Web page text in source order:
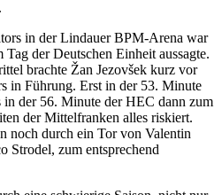
in der Lindauer BPM-Arena war
Tag der Deutschen Einheit aussagte.
brachte Žan Jezovšek kurz vor
in Führung. Erst in der 53. Minute
in der 56. Minute der HEC dann zum
der Mittelfranken alles riskiert.
noch durch ein Tor von Valentin
Strodel, zum entsprechend